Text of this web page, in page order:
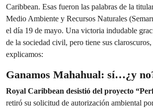
Caribbean. Esas fueron las palabras de la
Medio Ambiente y Recursos Naturales
el día 19 de mayo. Una victoria indudable
de la sociedad civil, pero tiene sus
explicamos:
Ganamos Mahahual: sí…¿y
Royal Caribbean desistió del proyecto
retiró su solicitud de autorización ambiental